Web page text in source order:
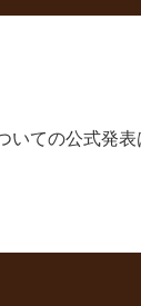
ての公式発表